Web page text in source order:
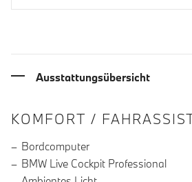
Ausstattungsübersicht
INFORMATIONEN
KOMFORT /
Bordcomputer
BMW Live Cockpit Professional